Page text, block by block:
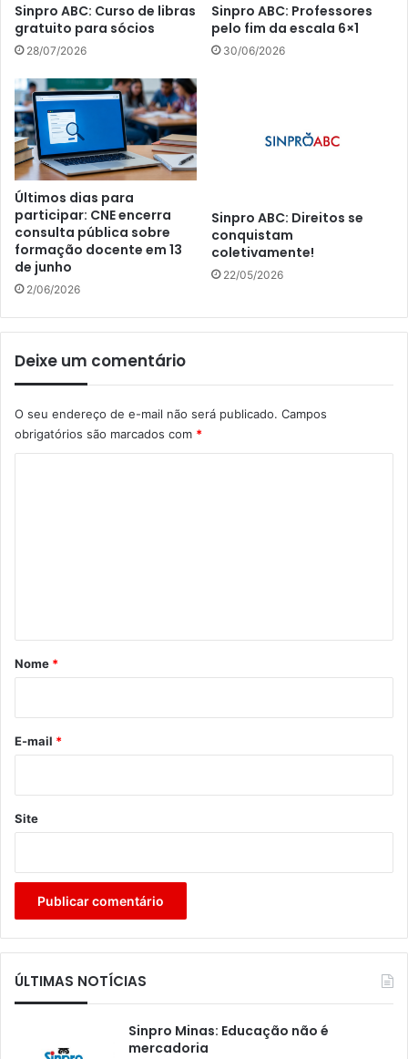
Sinpro ABC: Curso de libras
gratuito para sócios
28/07/2026
Sinpro ABC: Professores
pelo fim da escala 6×1
30/06/2026
Últimos dias para
participar: CNE encerra
consulta pública sobre
formação docente em 13
de junho
2/06/2026
Sinpro ABC: Direitos se
conquistam
coletivamente!
22/05/2026
Deixe um comentário
O seu endereço de e-mail não será publicado. Campos
obrigatórios são marcados com *
r
*
Nome *
E-mail *
Site
ÚLTIMAS NOTÍCIAS
Sinpro Minas: Educação não é
mercadoria